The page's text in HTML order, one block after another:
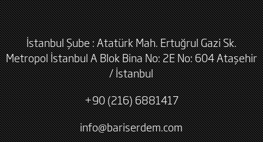
İstanbul Şube : Atatürk Mah. Ertuğrul Gazi Sk.
Metropol İstanbul A Blok Bina No: 2E No: 604 Ataşehir
/ İstanbul
+90 (216) 6881417
info@bariserdem.com